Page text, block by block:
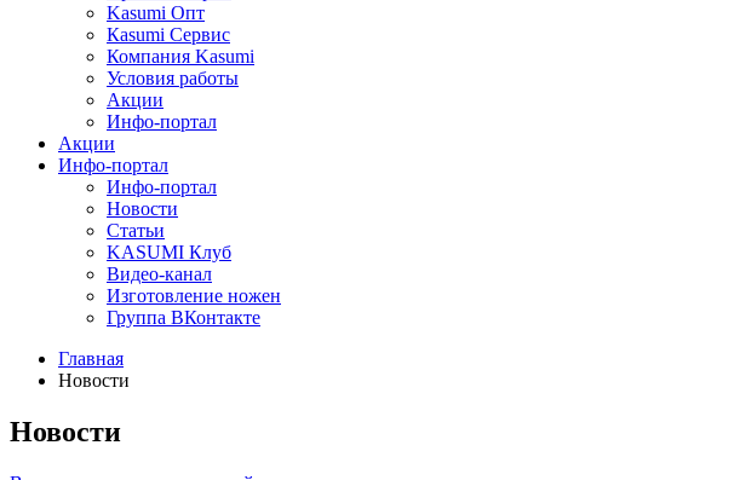
Kasumi Опт
Кasumi Сервис
Компания Kasumi
Условия работы
Акции
Инфо-портал
Акции
Инфо-портал
Инфо-портал
Новости
Статьи
KASUMI Клуб
Видео-канал
Изготовление ножен
Группа ВКонтакте
Главная
Новости
Новости